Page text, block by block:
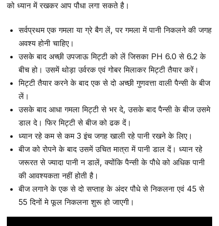
को ध्यान में रखकर आप पौधा लगा सकते है।
सर्वप्रथम एक गमला या ग्रे बैग लें, पर गमला में पानी निकलने की जगह
अवश्य होनी चाहिए।
उसके बाद अच्छी उपजाऊ मिट्टी को लें जिसका PH 6.0 से 6.2 के
बीच हो। उसमें थोड़ा उर्वरक एवं गोबर मिलाकर मिट्टी तैयार करें।
मिट्टी तैयार करने के बाद एक से दो अच्छी गुणवत्ता वाली पैन्सी के बीज
लें।
उसके बाद आधा गमला मिट्टी से भर दे, उसके बाद पैन्सी के बीज उसमे
डाल दे। फिर मिट्टी से बीज को ढक दें।
ध्यान रहे कम से कम 3 इंच जगह खाली रहे पानी रखने के लिए।
बीज को रोपने के बाद उसमें उचित मात्रा में पानी डाल दें। ध्यान रहे
जरूरत से ज्यादा पानी न डालें, क्योंकि पैन्सी के पौधे को अधिक पानी
की आवश्यकता नहीं होती है।
बीज लगाने के एक से दो सप्ताह के अंदर पौधे से निकलना एवं 45 से
55 दिनों मे फूल निकलना शुरू हो जाएगी।